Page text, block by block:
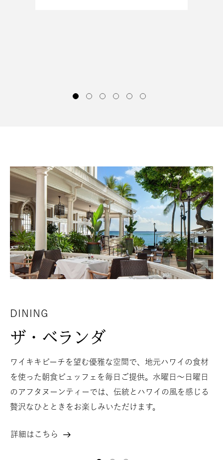
1 of 61 of 61 of 61 of 61 of 6
DINING
ザ・ベランダ
ワイキキビーチを望む優雅な空間で、地元ハワイの食材
を使った朝食ビュッフェを毎日ご提供。水曜日～日曜日
のアフタヌーンティーでは、伝統とハワイの風を感じる
贅沢なひとときをお楽しみいただけます。
詳細はこちら